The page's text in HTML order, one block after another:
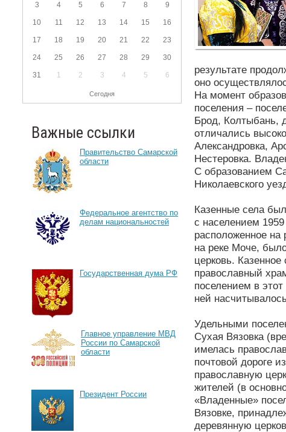
3 4 5 6 7 8 9
10 11 12 13 14 15 16
17 18 19 20 21 22 23
24 25 26 27 28 29 30
31 1 2 3 4 5 6
Сегодня
Важные ссылки
Правительство Самарской
области
Федеральное агентство по
делам национальностей
Государственная дума РФ
Главное управление МВД
России по Самарской
области
Президент России
результате
оно
На момент
поселения –
Брод, Колтыбань,
отличались
Александровка,
Нестеровка.
С образованием
Николаевского
Казенные села
с населением
расположенное
на реке Моче,
церковь.
православный
поселением в
ней
Удельными
Сухая Вязовка
имелась
почтовой дороге
православную
жителей (в
«Владенные»
Вязовке,
деревянную